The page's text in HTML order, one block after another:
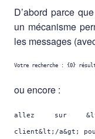
D’abord parce
un mécanisme
les messages
ou encore :
allez sur &lt;a
client&lt;/a&gt;